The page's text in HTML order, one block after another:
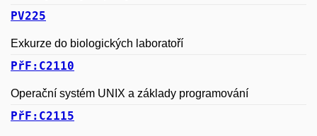
PV225
Exkurze do biologických laboratoří
PřF:C2110
Operační systém UNIX a základy programování
PřF:C2115